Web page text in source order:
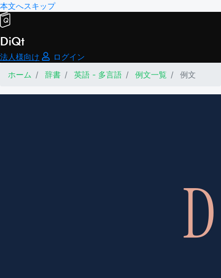
本文へスキップ
DiQt
法人様向け
ログイン
ホーム
辞書 英語 - 多言語 例文一覧 例文